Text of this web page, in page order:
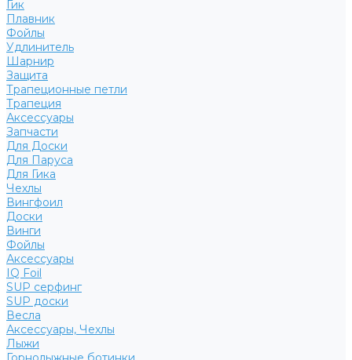
Гик
Плавник
Фойлы
Удлинитель
Шарнир
Защита
Трапеционные петли
Трапеция
Аксессуары
Запчасти
Для Доски
Для Паруса
Для Гика
Чехлы
Вингфоил
Доски
Винги
Фойлы
Аксессуары
IQ Foil
SUP серфинг
SUP доски
Весла
Аксессуары, Чехлы
Лыжи